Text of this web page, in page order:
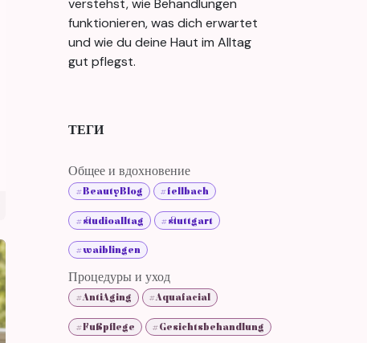
verstehst, wie Behandlungen
funktionieren, was dich erwartet
und wie du deine Haut im Alltag
gut pflegst.
ТЕГИ
Общее и вдохновение
#BeautyBlog #fellbach
#studioalltag #stuttgart
#waiblingen
Процедуры и уход
#AntiAging #Aquafacial
#Fußpflege #Gesichtsbehandlung